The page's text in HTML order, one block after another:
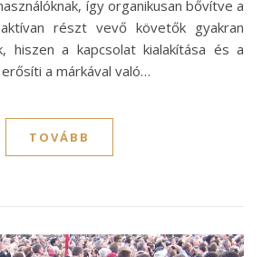
így organikusan bővítve a
részt vevő követők gyakran
hiszen a kapcsolat kialakítása és a
a márkával való…
TOVÁBB